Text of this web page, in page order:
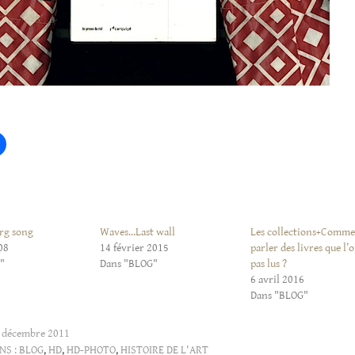
song
Waves…Last wall
14 février 2015
Dans "BLOG"
Les
parler des livres que
pas lus ?
6 avril 2016
Dans "BLOG"
2011
:BLOG,HD,HD-PHOTO,HISTOIRE DE L'ART